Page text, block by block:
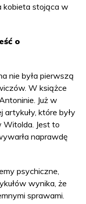
kobieta stojąca w
o
nie była pierwszą
W książce
Już w
artykuły, które były
Witolda. Jest to
naprawdę
psychiczne,
wynika, że
sprawami.